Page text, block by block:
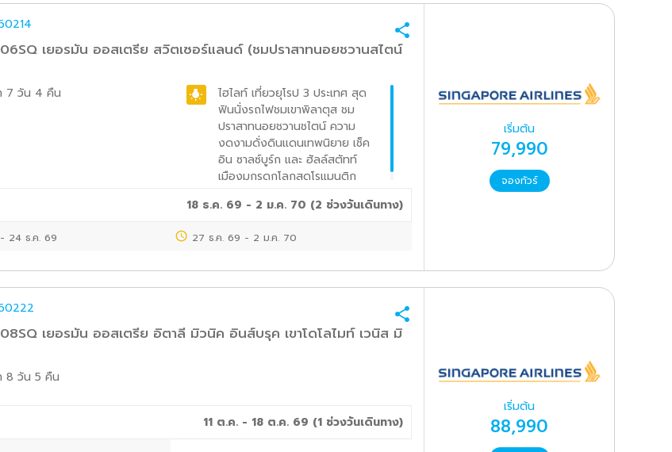
เยอรมัน ออสเตรีย สวิตเซอร์แลนด์ (ชมปราสาทนอยชวานสไตน์
7 วัน 4 คืน ไฮไลท์ เที่ยวยุโรป 3 ประเทศ สุด
ฟินนั่งรถไฟชมเขาพิลาตุส ชม
ปราสาทนอยชวานชไตน์ ความ
งดงามดั่งดินแดนเทพนิยาย เช็ค
อิน ซาลซ์บูร์ก และ ฮัลล์สตัทท์
เมืองมกรดกโลกสุดโรแมนติก
18 ธ.ค. 69 - 2 ม.ค. 70 (2 ช่วงวันเดินทาง)
- 24 ธ.ค. 69 27 ธ.ค. 69 - 2 ม.ค. 70
เริ่มต้น
79,990
จองทัวร์
เยอรมัน ออสเตรีย อิตาลี มิวนิค อินส์บรุค เขาโดโลไมท์ เวนิส มิ
8 วัน 5 คืน
11 ต.ค. - 18 ต.ค. 69 (1 ช่วงวันเดินทาง)
เริ่มต้น
88,990